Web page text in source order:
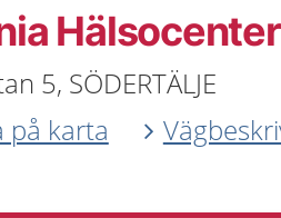
5, SÖDERTÄLJE
på karta